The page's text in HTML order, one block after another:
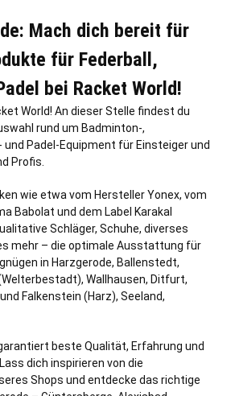
Mach dich bereit für
für Federball,
bei Racket World!
World! An dieserStelle findest du
rund um Badminton-,
Padel-Equipment für Einsteiger und
Profis.
wie etwa vom Hersteller Yonex, vom
Babolat und dem Label Karakal
Schläger, Schuhe, diverses
mehr – die optimale Ausstattung für
in Harzgerode, Ballenstedt,
, Wallhausen, Ditfurt,
und Falkenstein (Harz), Seeland,
beste Qualität, Erfahrung und
dich inspirieren von die
Shops und entdecke das richtige